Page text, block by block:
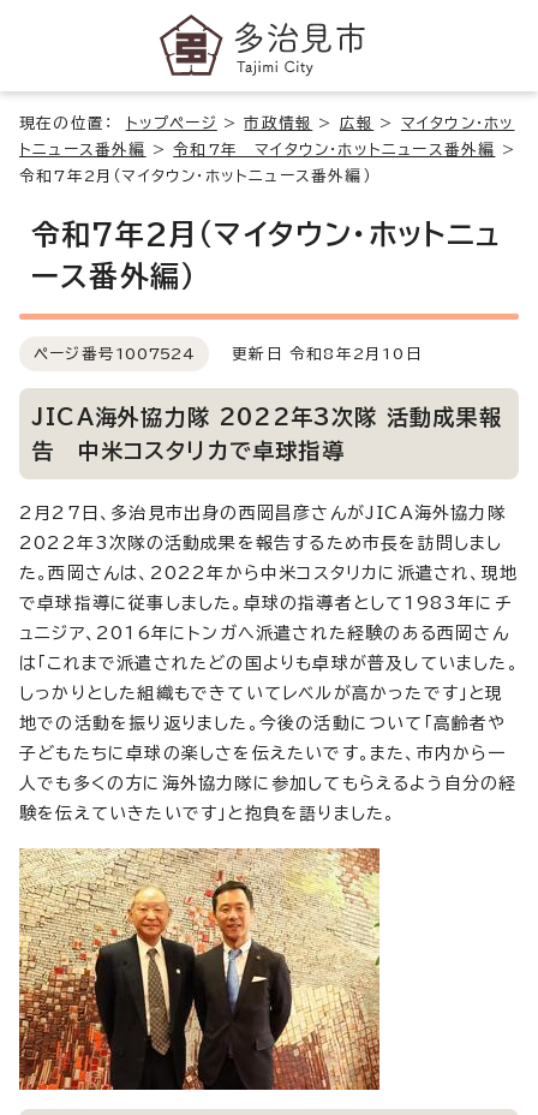
現在の位置： トップページ >市政情報 > 広報 > マイタウン・ホッ
トニュース番外編
>令和7年 マイタウン・ホットニュース番外編
>
令和7年2月（マイタウン・ホットニュース番外編）
令和7年2月（マイタウン・ホットニュ
ース番外編）
ページ番号 1007524 更新日 令和8年2月10日
JICA海外協力隊 2022年3次隊 活動成果報
告 中米コスタリカで卓球指導
2月27日、多治見市出身の西岡昌彦さんがJICA海外協力隊
2022年3次隊の活動成果を報告するため市長を訪問しまし
た。西岡さんは、2022年から中米コスタリカに派遣され、現地
で卓球指導に従事しました。卓球の指導者として1983年にチ
ュニジア、2016年にトンガへ派遣された経験のある西岡さん
は「これまで派遣されたどの国よりも卓球が普及していました。
しっかりとした組織もできていてレベルが高かったです」と現
地での活動を振り返りました。今後の活動について「高齢者や
子どもたちに卓球の楽しさを伝えたいです。また、市内から一
人でも多くの方に海外協力隊に参加してもらえるよう自分の経
験を伝えていきたいです」と抱負を語りました。